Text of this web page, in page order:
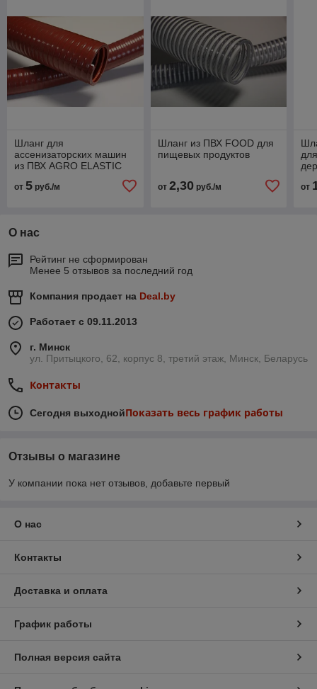
Шланг для
ассенизаторских машин
из ПВХ AGRO ELASTIC
от 5 руб./м
Шланг из ПВХ FOOD для
пищевых продуктов
от 2,30руб./м от
О нас
Рейтинг не сформирован
Менее 5 отзывов за последний год
Компания продает на Deal.by
Работает с 09.11.2013
г. Минск
ул. Притыцкого, 62, корпус 8, третий этаж, Минск, Беларусь
Контакты
Сегодня выходнойПоказать весь график работы
Отзывы о магазине
У компании пока нет отзывов, добавьте первый
О нас
Контакты
Доставка и оплата
График работы
Полная версия сайта